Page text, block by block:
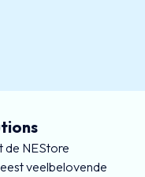
de NEStore
veelbelovende